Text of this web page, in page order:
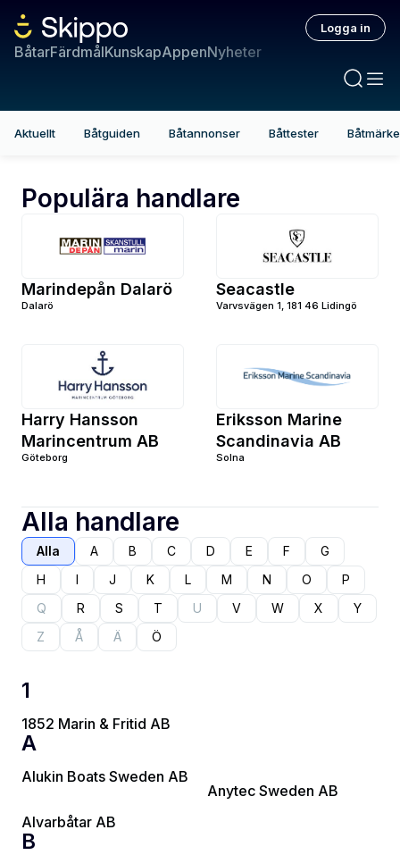
BåtarFärdmålKunskapAppenNyheter
Logga in
Aktuellt Båtguiden Båtannonser Båttester
Populära handlare
Marindepån Dalarö
Dalarö
Seacastle
Varvsvägen 1, 181 46 Lidingö
Harry Hansson
Marincentrum AB
Göteborg
Eriksson Marine
Scandinavia AB
Solna
Alla handlare
Alla A B C D E F
G
H
I J K L M N O
P
Q
R S T U V W X
Y
Z
Å Ä Ö
1
1852 Marin & Fritid AB
A
Alukin Boats Sweden AB
Alvarbåtar AB
Anytec Sweden AB
B